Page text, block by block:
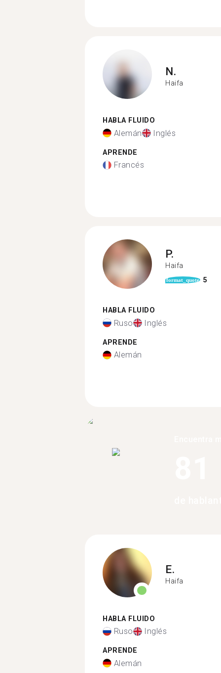
N.
Haifa
HABLA FLUIDO
Alemán Inglés
APRENDE
Francés
P.
Haifa
format_quote 5
HABLA FLUIDO
Ruso Inglés
APRENDE
Alemán
E.
Haifa
HABLA FLUIDO
Ruso Inglés
APRENDE
Alemán